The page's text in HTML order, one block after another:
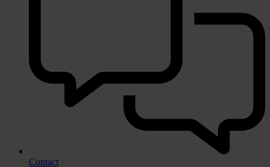
Contact